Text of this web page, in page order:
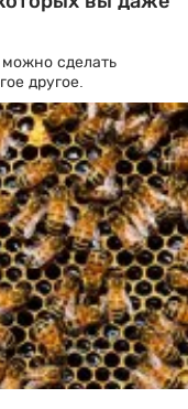
сделать
другое.